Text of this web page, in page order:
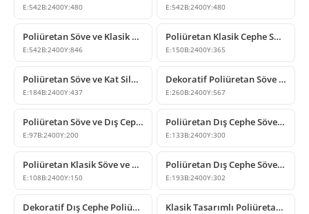
E:542B:2400Y:480 E:542B:2400Y:480
Poliüretan Söve ve Klasik Kat Silmesi Profil Çeşitleri
E:542B:2400Y:846
Poliüretan Klasik Cephe Söve ve Kat Silmesi Profili
E:150B:2400Y:365
Poliüretan Söve ve Kat Silmesi Modeli
E:184B:2400Y:437
Dekoratif Poliüretan Söve ve Kat Silmesi Modeli
E:260B:2400Y:567
Poliüretan Söve ve Dış Cephe Dekorasyon Profili
E:97B:2400Y:200
Poliüretan Dış Cephe Söve ve Kat Silmesi Modeli
E:133B:2400Y:300
Poliüretan Klasik Söve ve Dış Cephe Kat Silmesi Modeli
E:108B:2400Y:150
Poliüretan Dış Cephe Söve ve Pencere Kenarı Süsleme Modelleri
E:193B:2400Y:302
Dekoratif Dış Cephe Poliüretan Söve ve Taç Modelleri Klasik Tasarımlı Poliüretan Söve ve Kat Silmesi Modelleri